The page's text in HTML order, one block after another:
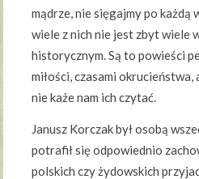
mądrze, nie sięgajmy po każdą
wiele z nich nie jest zbyt wiele
historycznym. Są to powieści
miłości, czasami okrucieństwa,
nie każe nam ich czytać.
Janusz Korczak był osobą
potrafił się odpowiednio
polskich czy żydowskich